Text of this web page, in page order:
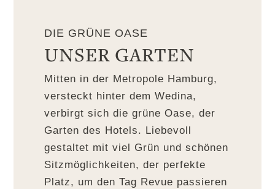
DIE GRÜNE OASE
UNSER GARTEN
Mitten in der Metropole Hamburg,
versteckt hinter dem Wedina,
verbirgt sich die grüne Oase, der
Garten des Hotels. Liebevoll
gestaltet mit viel Grün und schönen
Sitzmöglichkeiten, der perfekte
Platz, um den Tag Revue passieren